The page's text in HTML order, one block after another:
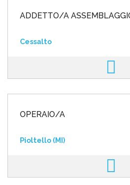
ADDETTO/A
Cessalto
OPERAIO/A
Pioltello (MI)